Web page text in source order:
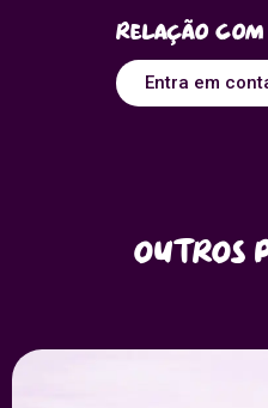
relação com
Entra em
Outros